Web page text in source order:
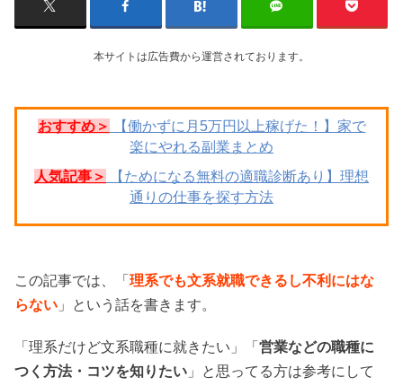
本サイトは広告費から運営されております。
おすすめ＞
【働かずに月5万円以上稼げた！】家で
楽にやれる副業まとめ
人気記事＞
【ためになる無料の適職診断あり】理想
通りの仕事を探す方法
この記事では、「理系でも文系就職できるし不利にはな
らない 」という話を書きます。
「理系だけど文系職種に就きたい」「営業などの職種に
つく方法・コツを知りたい 」と思ってる方は参考にして